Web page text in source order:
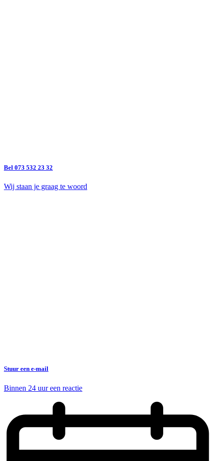
Bel 073 532 23 32
Wij staan je graag te woord
Stuur een e-mail
Binnen 24 uur een reactie